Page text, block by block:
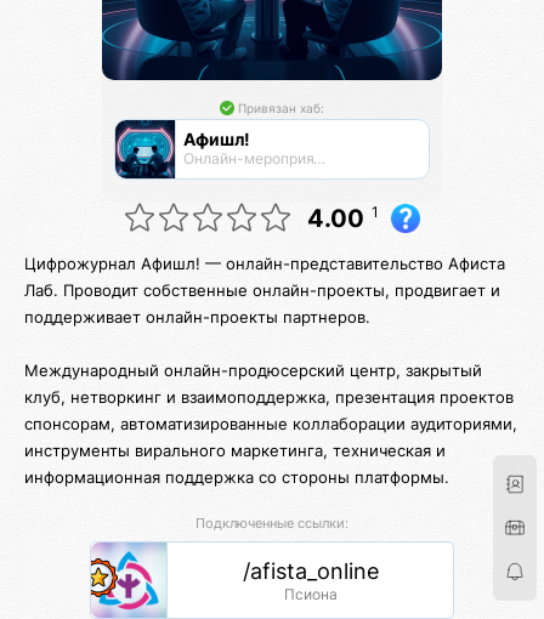
Привязан хаб:
Афишл!
Онлайн-мероприятия Афиста Лаб
4.00 1
Цифрожурнал Афишл! — онлайн-представительство Афиста
Лаб. Проводит собственные онлайн-проекты, продвигает и
поддерживает онлайн-проекты партнеров.
Международный онлайн-продюсерский центр, закрытый
клуб, нетворкинг и взаимоподдержка, презентация проектов
спонсорам, автоматизированные коллаборации аудиториями,
инструменты вирального маркетинга, техническая и
информационная поддержка со стороны платформы.
Подключенные ссылки:
/afista_online
Псиона